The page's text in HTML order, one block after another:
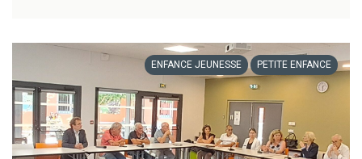
ENFANCE JEUNESSE PETITE ENFANCE